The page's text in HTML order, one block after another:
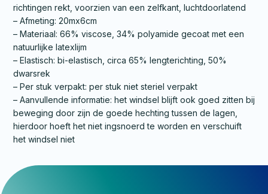
richtingen rekt, voorzien van een zelfkant, luchtdoorlatend
– Afmeting: 20mx6cm
– Materiaal: 66% viscose, 34% polyamide gecoat met een
natuurlijke latexlijm
– Elastisch: bi-elastisch, circa 65% lengterichting, 50%
dwarsrek
– Per stuk verpakt: per stuk niet steriel verpakt
– Aanvullende informatie: het windsel blijft ook goed zitten bij
beweging door zijn de goede hechting tussen de lagen,
hierdoor hoeft het niet ingsnoerd te worden en verschuift
het windsel niet